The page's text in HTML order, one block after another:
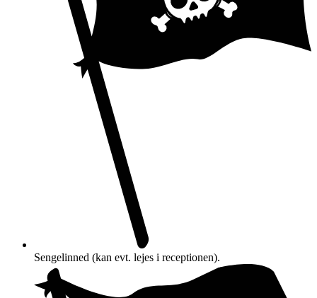
Sengelinned (kan evt. lejes i receptionen).